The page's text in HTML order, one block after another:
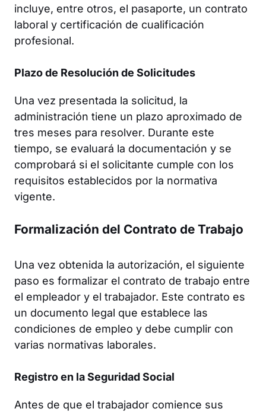
incluye, entre otros, el pasaporte, un contrato
laboral y certificación de cualificación
profesional.
Plazo de Resolución de Solicitudes
Una vez presentada la solicitud, la
administración tiene un plazo aproximado de
tres meses para resolver. Durante este
tiempo, se evaluará la documentación y se
comprobará si el solicitante cumple con los
requisitos establecidos por la normativa
vigente.
Formalización del Contrato de Trabajo
Una vez obtenida la autorización, el siguiente
paso es formalizar el contrato de trabajo entre
el empleador y el trabajador. Este contrato es
un documento legal que establece las
condiciones de empleo y debe cumplir con
varias normativas laborales.
Registro en la Seguridad Social
Antes de que el trabajador comience sus